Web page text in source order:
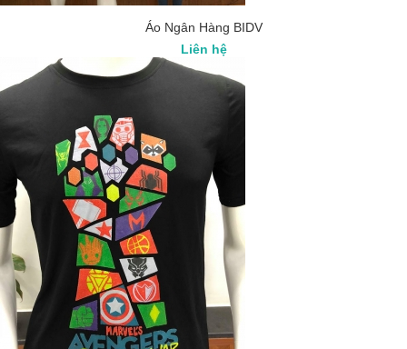
Áo Ngân Hàng BIDV
Liên hệ